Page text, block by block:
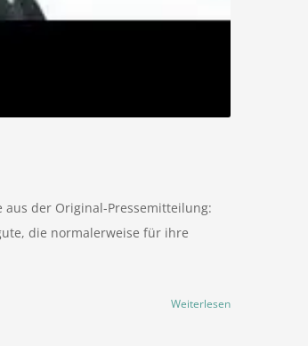
der Original-Pressemitteilung:
die normalerweise für ihre
Weiterlesen